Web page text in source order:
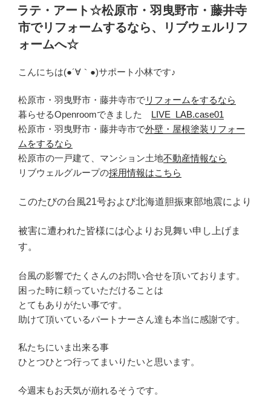
稿
日:
ラテ・アート☆松原市・羽曳野市・藤井寺
市でリフォームするなら、リブウェルリフ
ォームへ☆
こんにちは(●´∀｀●)サポート小林です♪
松原市・羽曳野市・藤井寺市でリフォームをするなら
暮らせるOpenroomできました LIVE_LAB.case01
松原市・羽曳野市・藤井寺市で外壁・屋根塗装リフォー
ムをするなら
松原市の一戸建て、マンション土地不動産情報なら
リブウェルグループの採用情報はこちら
このたびの台風21号および北海道胆振東部地震により
被害に遭われた皆様には心よりお見舞い申し上げま
す。
台風の影響でたくさんのお問い合せを頂いております。
困った時に頼っていただけることは
とてもありがたい事です。
助けて頂いているパートナーさん達も本当に感謝です。
私たちにいま出来る事
ひとつひとつ行ってまいりたいと思います。
今週末もお天気が崩れるそうです。